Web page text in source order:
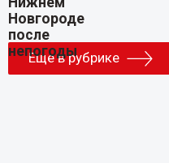
Еще в рубрике